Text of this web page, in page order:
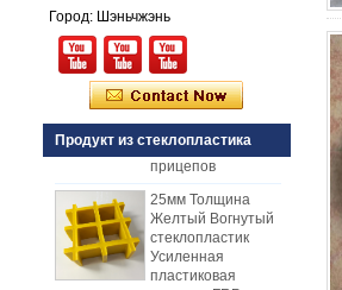
Город: Шэньчжэнь
Продукт из стеклопластика
Стеклопластиковая
армированная
пластмасса FRP
PU пенопластовая
композитная
панель для
25мм Толщина
Желтый Вогнутый
стеклопластик
Усиленная
пластиковая
решетка FRP